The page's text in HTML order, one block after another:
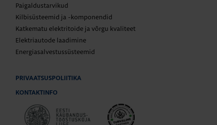
Paigaldustarvikud
Kilbisüsteemid ja -komponendid
Katkematu elektritoide ja võrgu kvaliteet
Elektriautode laadimine
Energiasalvestussüsteemid
PRIVAATSUSPOLIITIKA
KONTAKTINFO